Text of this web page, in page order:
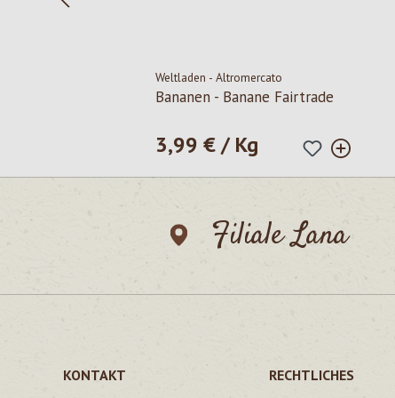
Weltladen - Altromercato
Bananen - Banane Fairtrade
Regulärer Preis:
3,99 € / Kg
Filiale Lana
KONTAKT RECHTLICHES